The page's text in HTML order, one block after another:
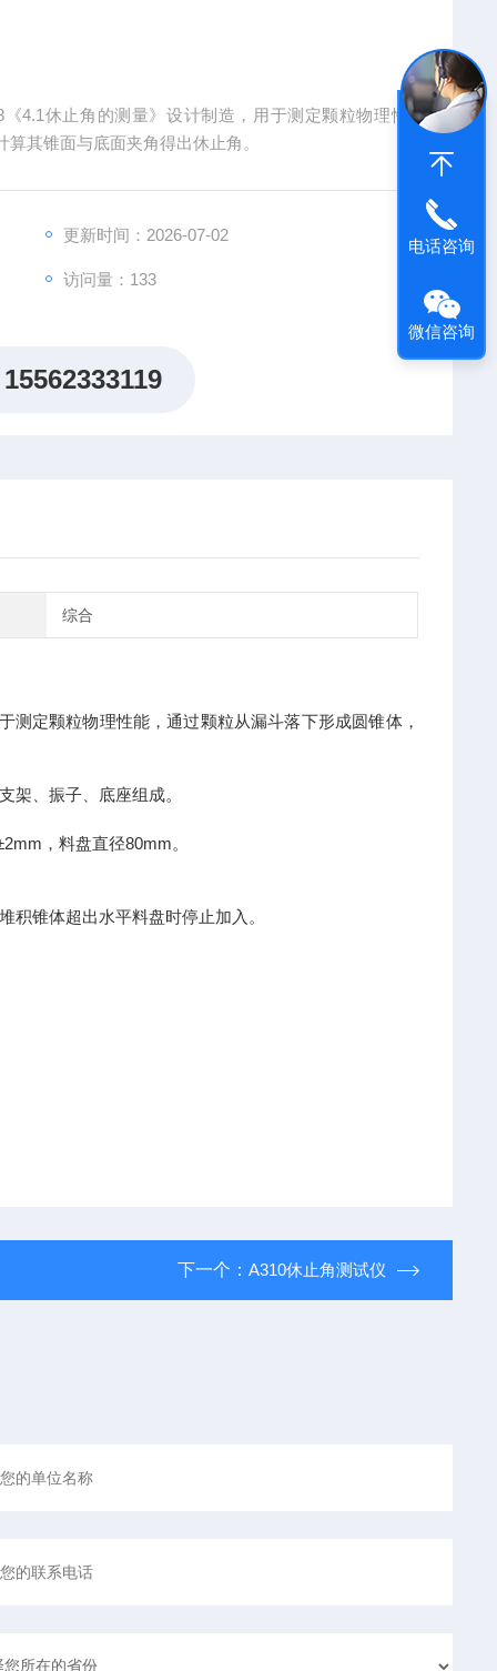
4.1休止角的测量》设计制造，用于测定颗粒物理性
其锥面与底面夹角得出休止角。
更新时间：2026-07-02
访问量：133
15562333119
综合
测定颗粒物理性能，通过颗粒从漏斗落下形成圆锥体，
架、振子、底座组成。
，料盘直径80mm。
积锥体超出水平料盘时停止加入。
下一个： A310休止角测试仪
电话咨询
微信咨询